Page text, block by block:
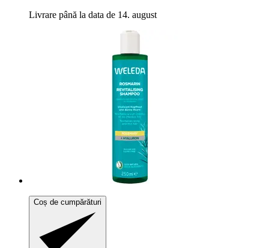
Livrare până la data de 14. august
Coș de cumpărături